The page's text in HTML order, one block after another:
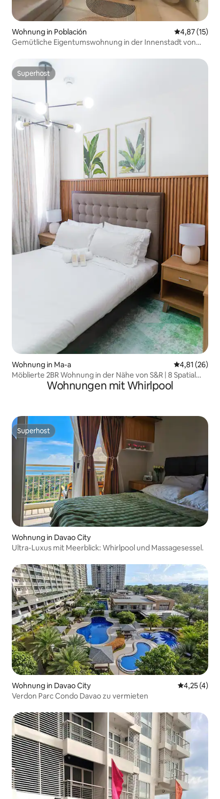
Wohnung in Población
4,87 (15)
Gemütliche Eigentumswohnung in der Innenstadt von
Superhost
Superhost
Wohnung in Ma-a
4,81 (26)
Möblierte 2BR Wohnung in der Nähe von S&R | 8 Spatial
Wohnungen mit Whirlpool
Superhost
Superhost
Wohnung in Davao City
Ultra-Luxus mit Meerblick: Whirlpool und Massagesessel.
Wohnung in Davao City
4,25 (4)
Verdon Parc Condo Davao zu vermieten